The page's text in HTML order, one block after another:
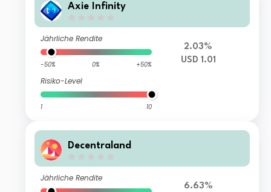
Axie Infinity
Jährliche Rendite
-50% 0% +50%
Risiko-Level
1 10
2.03%
USD 1.01
Decentraland
Jährliche Rendite
6.63%